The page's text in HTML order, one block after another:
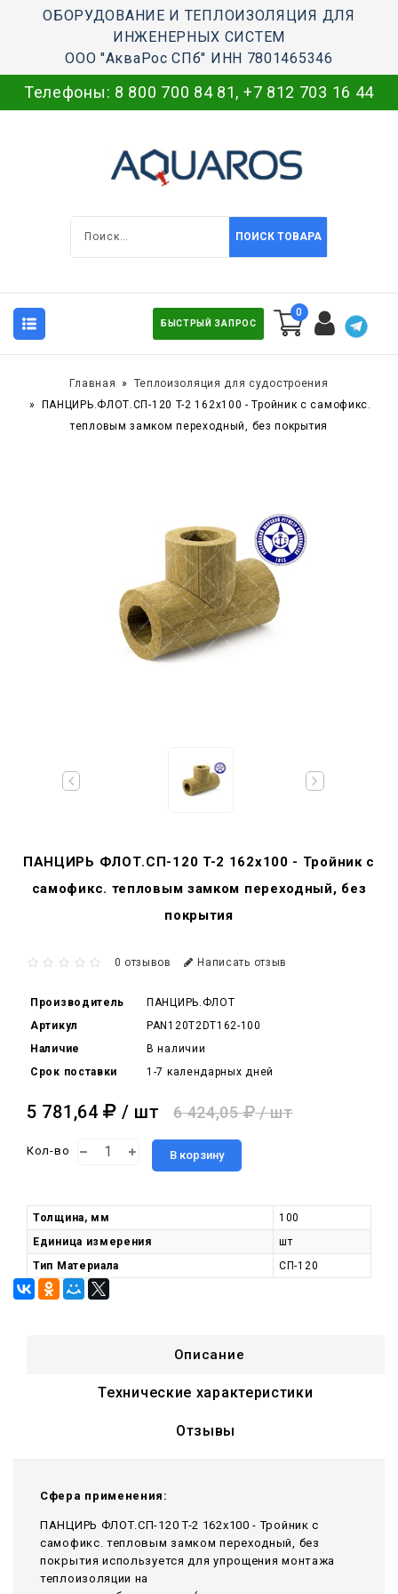
ОБОРУДОВАНИЕ И ТЕПЛОИЗОЛЯЦИЯ ДЛЯ
ИНЖЕНЕРНЫХ СИСТЕМ
ООО "АкваРос СПб" ИНН 7801465346
Телефоны: 8 800 700 84 81, +7 812 703 16 44
ПОИСК ТОВАРА
БЫСТРЫЙ ЗАПРОС
0
Главная
Теплоизоляция для судостроения
ПАНЦИРЬ.ФЛОТ.СП-120 T-2 162x100 - Тройник c самофикс.
тепловым замком переходный, без покрытия
ПАНЦИРЬ ФЛОТ.СП-120 T-2 162x100 - Тройник c
самофикс. тепловым замком переходный, без
покрытия
0 отзывов Написать отзыв
Производитель
ПАНЦИРЬ.ФЛОТ
Артикул
PAN120T2DT162-100
Наличие
В наличии
Срок поставки
1-7 календарных дней
5 781,64 / шт 6 424,05 / шт
Кол-во В корзину
Толщина, мм
100
Единица измерения
шт
Тип Материала
СП-120
Описание
Технические характеристики
Отзывы
Сфера применения:
ПАНЦИРЬ ФЛОТ.СП-120 T-2 162x100 - Тройник c
самофикс. тепловым замком переходный, без
покрытия используется для упрощения монтажа
теплоизоляции на